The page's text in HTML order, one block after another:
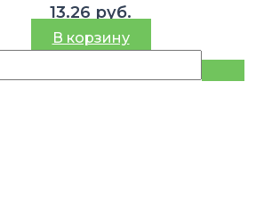
13.26 руб.
В корзину